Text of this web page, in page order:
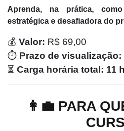
Aprenda, na prática,
estratégica e desafiadora do
💰 Valor: R$ 69,00
⏱️ Prazo de visualização:
⏳ Carga horária total: 11
👩‍💼 PARA